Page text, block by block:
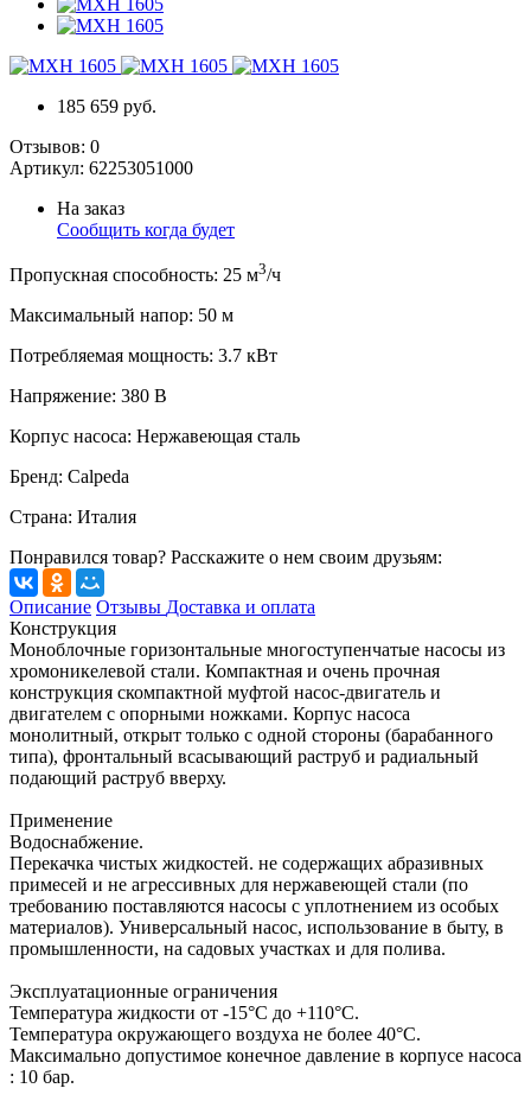
185 659 руб.
Отзывов: 0
Артикул: 62253051000
На заказ
Сообщить когда будет
Пропускная способность: 25 м3/ч
Максимальный напор: 50 м
Потребляемая мощность: 3.7 кВт
Напряжение: 380 В
Корпус насоса: Нержавеющая сталь
Бренд: Calpeda
Страна: Италия
Понравился товар? Расскажите о нем своим друзьям:
Описание Отзывы Доставка и оплата
Конструкция
Моноблочные горизонтальные многоступенчатые насосы из
хромоникелевой стали. Компактная и очень прочная
конструкция скомпактной муфтой насос-двигатель и
двигателем с опорными ножками. Корпус насоса
монолитный, открыт только с одной стороны (барабанного
типа), фронтальный всасывающий раструб и радиальный
подающий раструб вверху.
Применение
Водоснабжение.
Перекачка чистых жидкостей. не содержащих абразивных
примесей и не агрессивных для нержавеющей стали (по
требованию поставляются насосы с уплотнением из особых
материалов). Универсальный насос, использование в быту, в
промышленности, на садовых участках и для полива.
Эксплуатационные ограничения
Температура жидкости от -15°C до +110°C.
Температура окружающего воздуха не более 40°C.
Максимально допустимое конечное давление в корпусе насоса
: 10 бар.